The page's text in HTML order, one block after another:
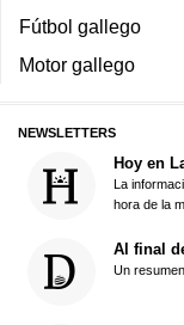
Fútbol gallego
Motor gallego
NEWSLETTERS
Hoy en
La
hora de la
Al final
Un